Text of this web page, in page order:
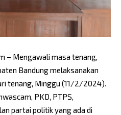
– Mengawali masa tenang,
Bandung melaksanakan
tenang, Minggu (11/2/2024).
PKD, PTPS,
partai politik yang ada di